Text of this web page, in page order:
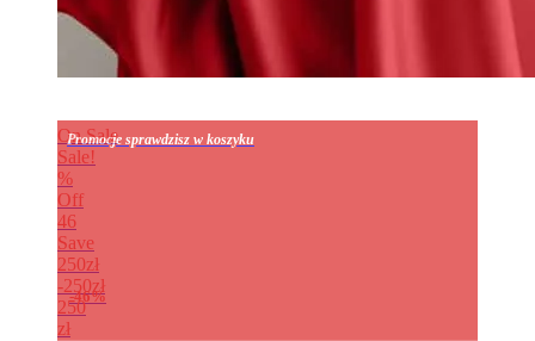
On Sale
Sale!
%
Off
46
Save
250zł
250zł
46%
250
zł
Promocje sprawdzisz w koszyku